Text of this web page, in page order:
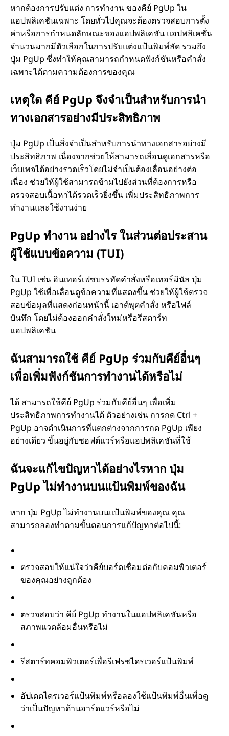
หากต้องการปรับแต่ง การทำงาน ของคีย์ PgUp ใน
แอปพลิเคชันเฉพาะ โดยทั่วไปคุณจะต้องตรวจสอบการตั้ง
ค่าหรือการกำหนดลักษณะของแอปพลิเคชัน แอปพลิเคชั่น
จำนวนมากมีตัวเลือกในการปรับแต่งแป้นพิมพ์ลัด รวมถึง
ปุ่ม PgUp ซึ่งทำให้คุณสามารถกำหนดฟังก์ชันหรือคำสั่ง
เฉพาะได้ตามความต้องการของคุณ
เหตุใด คีย์ PgUp จึงจำเป็นสำหรับการนำ
ทางเอกสารอย่างมีประสิทธิภาพ
ปุ่ม PgUp เป็นสิ่งจำเป็นสำหรับการนำทางเอกสารอย่างมี
ประสิทธิภาพ เนื่องจากช่วยให้สามารถเลื่อนดูเอกสารหรือ
เว็บเพจได้อย่างรวดเร็วโดยไม่จำเป็นต้องเลื่อนอย่างต่อ
เนื่อง ช่วยให้ผู้ใช้สามารถข้ามไปยังส่วนที่ต้องการหรือ
ตรวจสอบเนื้อหาได้รวดเร็วยิ่งขึ้น เพิ่มประสิทธิภาพการ
ทำงานและใช้งานง่าย
PgUp ทำงาน อย่างไร ในส่วนต่อประสาน
ผู้ใช้แบบข้อความ (TUI)
ใน TUI เช่น อินเทอร์เฟซบรรทัดคำสั่งหรือเทอร์มินัล ปุ่ม
PgUp ใช้เพื่อเลื่อนดูข้อความที่แสดงขึ้น ช่วยให้ผู้ใช้ตรวจ
สอบข้อมูลที่แสดงก่อนหน้านี้ เอาต์พุตคำสั่ง หรือไฟล์
บันทึก โดยไม่ต้องออกคำสั่งใหม่หรือรีสตาร์ท
แอปพลิเคชัน
ฉันสามารถใช้ คีย์ PgUp ร่วมกับคีย์อื่นๆ
เพื่อเพิ่มฟังก์ชันการทำงานได้หรือไม่
ได้ สามารถใช้คีย์ PgUp ร่วมกับคีย์อื่นๆ เพื่อเพิ่ม
ประสิทธิภาพการทำงานได้ ตัวอย่างเช่น การกด Ctrl +
PgUp อาจดำเนินการที่แตกต่างจากการกด PgUp เพียง
อย่างเดียว ขึ้นอยู่กับซอฟต์แวร์หรือแอปพลิเคชันที่ใช้
ฉันจะแก้ไขปัญหาได้อย่างไรหาก ปุ่ม
PgUp ไม่ทำงานบนแป้นพิมพ์ของฉัน
หาก ปุ่ม PgUp ไม่ทำงานบนแป้นพิมพ์ของคุณ คุณ
สามารถลองทำตามขั้นตอนการแก้ปัญหาต่อไปนี้:
ตรวจสอบให้แน่ใจว่าคีย์บอร์ดเชื่อมต่อกับคอมพิวเตอร์
ของคุณอย่างถูกต้อง
ตรวจสอบว่า คีย์ PgUp ทำงานในแอปพลิเคชันหรือ
สภาพแวดล้อมอื่นหรือไม่
รีสตาร์ทคอมพิวเตอร์เพื่อรีเฟรชไดรเวอร์แป้นพิมพ์
อัปเดตไดรเวอร์แป้นพิมพ์หรือลองใช้แป้นพิมพ์อื่นเพื่อดู
ว่าเป็นปัญหาด้านฮาร์ดแวร์หรือไม่